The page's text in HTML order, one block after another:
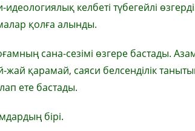
идеологиялық келбеті түбегейлі
қолға алынды.
сана-сезімі өзгере бастады.
қарамай, саяси белсенділік
ете бастады.
бірі.